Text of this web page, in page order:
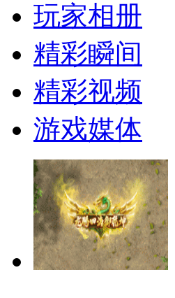
玩家相册
精彩瞬间
精彩视频
游戏媒体